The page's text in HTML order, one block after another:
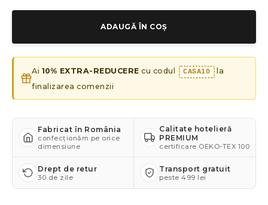
ADAUGĂ ÎN COȘ
Ai 10% EXTRA-REDUCERE cu codul CASA10 la
finalizarea comenzii
Fabricat în România
confecționăm pe orice
dimensiune
Calitate hotelieră
PREMIUM
certificare OEKO-TEX 100
Drept de retur
30 de zile
Transport gratuit
peste 499 lei